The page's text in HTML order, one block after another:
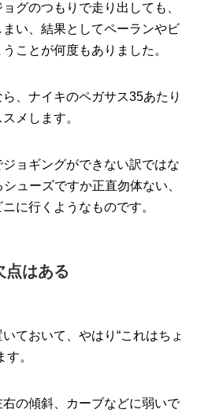
グのつもりで走り出しても、
い、結果としてペーランやビ
ことが何度もありました。
、ナイキのペガサス35あたり
メします。
ョギングができない訳ではな
ューズですか正直勿体ない、
に行くようなものです。
点はある
ておいて、やはり“これはちょ
。
の傾斜、カーブなどに弱いで